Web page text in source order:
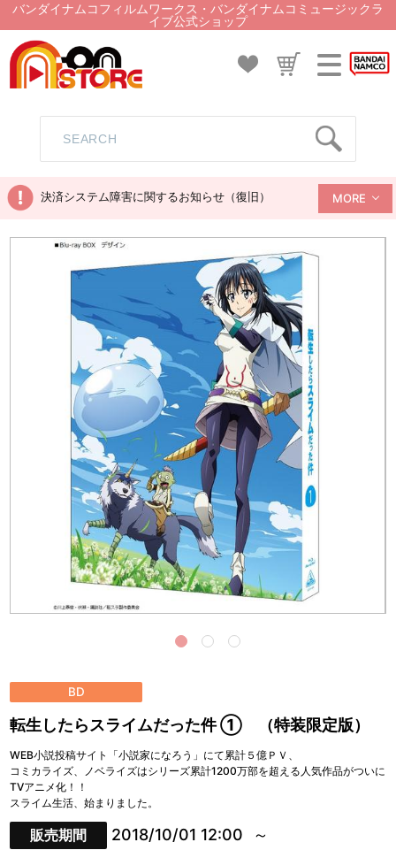
バンダイナムコフィルムワークス・バンダイナムコミュージックラ
イブ公式ショップ
決済システム障害に関するお知らせ（復旧） MORE
BD
転生したらスライムだった件 ① （特装限定版）
WEB小説投稿サイト「小説家になろう」にて累計５億ＰＶ、
コミカライズ、ノベライズはシリーズ累計1200万部を超える人気作品がついに
TVアニメ化！！
スライム生活、始まりました。
販売期間 2018/10/01 12:00